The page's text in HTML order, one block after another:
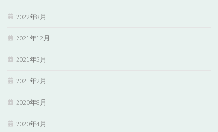
2022年8月
2021年12月
2021年5月
2021年2月
2020年8月
2020年4月